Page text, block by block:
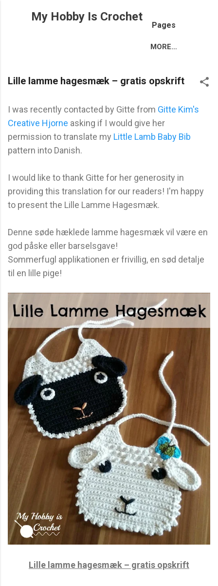
Skip to main content
My Hobby Is Crochet
Pages
MORE…
Lille lamme hagesmæk – gratis opskrift
I was recently contacted by Gitte from Gitte Kim's
Creative Hjorne asking if I would give her
permission to translate my Little Lamb Baby Bib
pattern into Danish.
I would like to thank Gitte for her generosity in
providing this translation for our readers! I'm happy
to present the Lille Lamme Hagesmæk.
Denne søde hæklede lamme hagesmæk vil være en
god påske eller barselsgave!
Sommerfugl applikationen er frivillig, en sød detalje
til en lille pige!
Lille lamme hagesmæk – gratis opskrift